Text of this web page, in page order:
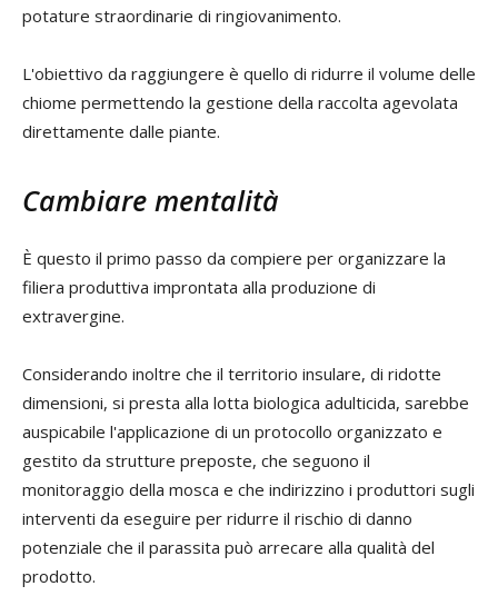
potature straordinarie di ringiovanimento.
L'obiettivo da raggiungere è quello di ridurre il volume delle
chiome permettendo la gestione della raccolta agevolata
direttamente dalle piante.
Cambiare mentalità
È questo il primo passo da compiere per organizzare la
filiera produttiva improntata alla produzione di
extravergine.
Considerando inoltre che il territorio insulare, di ridotte
dimensioni, si presta alla lotta biologica adulticida, sarebbe
auspicabile l'applicazione di un protocollo organizzato e
gestito da strutture preposte, che seguono il
monitoraggio della mosca e che indirizzino i produttori sugli
interventi da eseguire per ridurre il rischio di danno
potenziale che il parassita può arrecare alla qualità del
prodotto.